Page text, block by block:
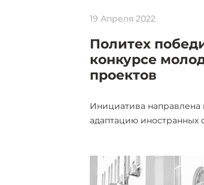
19 Апреля 2022
Политех
конкурсе
проектов
Инициатива направлена
адаптацию иностранных